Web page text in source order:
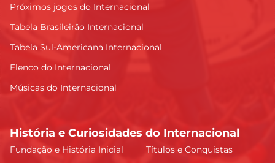
Próximos jogos do Internacional
Tabela Brasileirão Internacional
Tabela Sul-Americana Internacional
Elenco do Internacional
Músicas do Internacional
História e Curiosidades do Internacional
Fundação e História Inicial
Títulos e Conquistas